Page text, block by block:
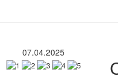
07.04.2025